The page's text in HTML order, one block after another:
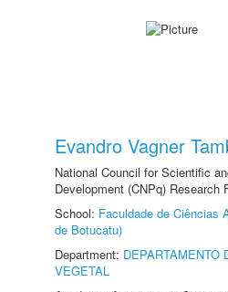
Evandro Vagner
National Council for Scientific
Development (CNPq) Research
School: Faculdade de Ciências
de Botucatu)
Department: DEPARTAMENTO
VEGETAL